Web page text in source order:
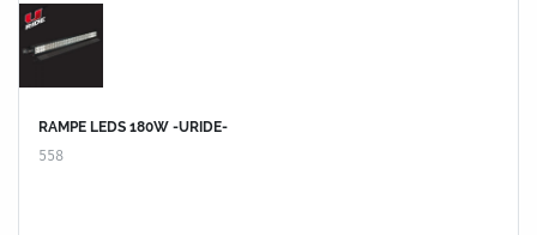
RAMPE LEDS 180W -URIDE-
558